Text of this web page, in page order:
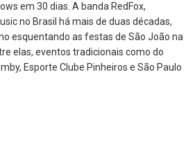
em 30 dias. A banda RedFox,
no Brasil há mais de duas décadas,
esquentando as festas de São João na
elas, eventos tradicionais como do
Esporte Clube Pinheiros e São Paulo